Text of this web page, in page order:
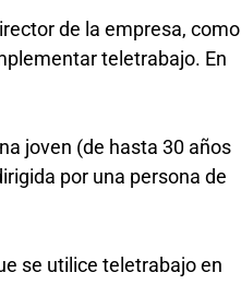
de la empresa, como
teletrabajo. En
joven (de hasta 30 años
por una persona de
se utilice teletrabajo en